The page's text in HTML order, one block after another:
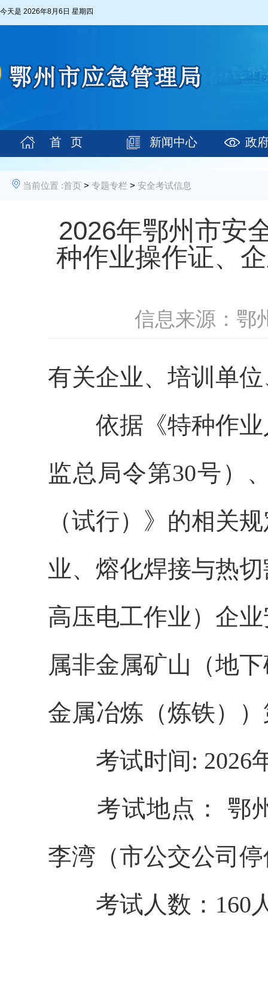
今天是 2026年8月6日 星期四
首 页 新闻中心 政
当前位置 :首页 > 专题专栏 > 安全考试信息
2026年鄂州市安
种作业操作证、
信息来源：鄂
有关企业、培训单
依据《特种作业
监总局令第30号）
（试行）》的相关
业、熔化焊接与热
高压电工作业）企
属非金属矿山（地
金属冶炼（炼铁）
考试时间: 2026年
考试地点： 鄂州
李湾（市公交公司
考试人数：160